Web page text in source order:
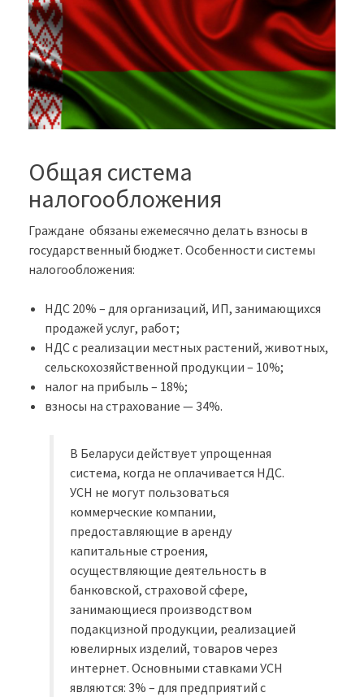
Общая система
налогообложения
Граждане обязаны ежемесячно делать взносы в
государственный бюджет. Особенности системы
налогообложения:
НДС 20% – для организаций, ИП, занимающихся
продажей услуг, работ;
НДС с реализации местных растений, животных,
сельскохозяйственной продукции – 10%;
налог на прибыль – 18%;
взносы на страхование — 34%.
В Беларуси действует упрощенная
система, когда не оплачивается НДС.
УСН не могут пользоваться
коммерческие компании,
предоставляющие в аренду
капитальные строения,
осуществляющие деятельность в
банковской, страховой сфере,
занимающиеся производством
подакцизной продукции, реализацией
ювелирных изделий, товаров через
интернет. Основными ставками УСН
являются: 3% – для предприятий с